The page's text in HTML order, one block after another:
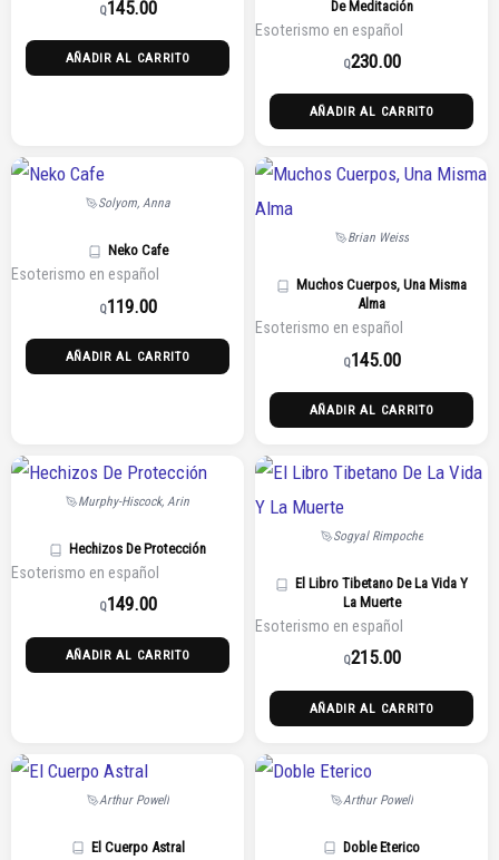
Q145.00
AÑADIR AL CARRITO
De Meditación
Esoterismo en español
Q230.00
AÑADIR AL CARRITO
Solyom, Anna
Neko Cafe
Esoterismo en español
Q119.00
AÑADIR AL CARRITO
Brian Weiss
Muchos Cuerpos, Una Misma
Alma
Esoterismo en español
Q145.00
AÑADIR AL CARRITO
Murphy-Hiscock, Arin
Hechizos De Protección
Esoterismo en español
Q149.00
AÑADIR AL CARRITO
Sogyal Rimpoche
El Libro Tibetano De La Vida Y
La Muerte
Esoterismo en español
Q215.00
AÑADIR AL CARRITO
Arthur Powell
El Cuerpo Astral
Arthur Powell
Doble Eterico